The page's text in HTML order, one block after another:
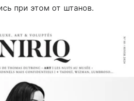
при этом от штанов.